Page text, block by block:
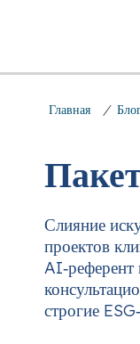
Главная /
Слияние
проектов
строгие